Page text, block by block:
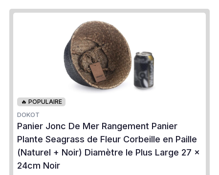
🔥 POPULAIRE
DOKOT
Panier Jonc De Mer Rangement Panier
Plante Seagrass de Fleur Corbeille en Paille
(Naturel + Noir) Diamètre le Plus Large 27 x
24cm Noir